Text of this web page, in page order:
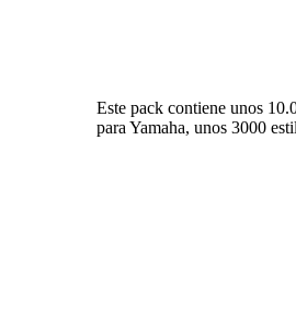
Este pack contiene unos
para Yamaha, unos 3000